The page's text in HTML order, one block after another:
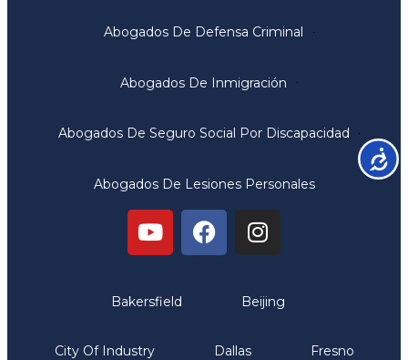
Abogados De Defensa Criminal
Abogados De Inmigración
Abogados De Seguro Social Por Discapacidad
Abogados De Lesiones Personales
Bakersfield Beijing
City Of Industry Dallas Fresno